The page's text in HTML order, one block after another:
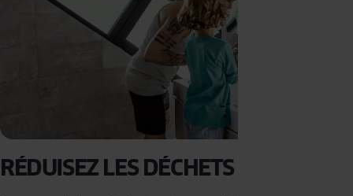
RÉDUISEZ LES DÉCHETS